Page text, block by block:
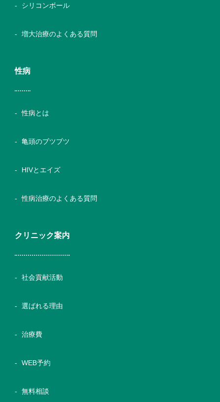
シリコンボール
増大治療のよくある質問
性病
性病とは
亀頭のブツブツ
HIVとエイズ
性病治療のよくある質問
クリニック案内
社会貢献活動
選ばれる理由
治療費
WEB予約
無料相談